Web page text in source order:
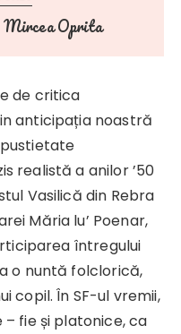
Mircea Oprita
de critica
anticipația noastră
realistă a anilor ’50
Vasilică din Rebra
Măria lu’ Poenar,
întregului
o nuntă folclorică,
copil. În SF-ul vremii,
fie și platonice, ca